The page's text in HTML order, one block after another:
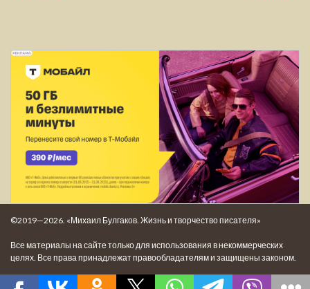
©2019—2026. «Михаил Булгаков. Жизнь и творчество писателя»
Все материалы на сайте только для использования в некоммерческих
целях. Все права принадлежат правообладателям и защищены законом.